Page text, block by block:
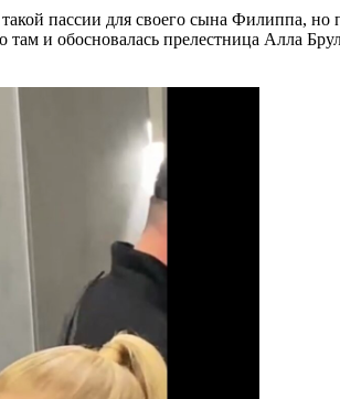
такой пассии для своего сына
и обосновалась прелестница Алла